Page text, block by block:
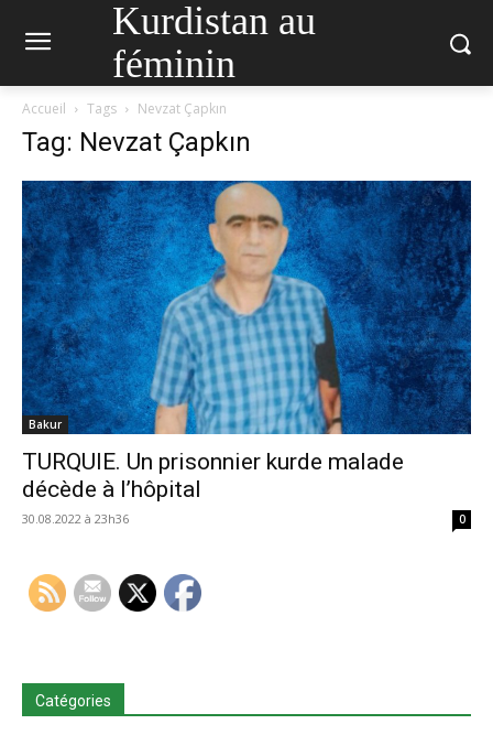
Kurdistan au
féminin
Accueil Tags Nevzat Çapkın
Tag: Nevzat Çapkın
Bakur
TURQUIE. Un prisonnier kurde malade
décède à l’hôpital
30.08.2022 à 23h36 0
Catégories